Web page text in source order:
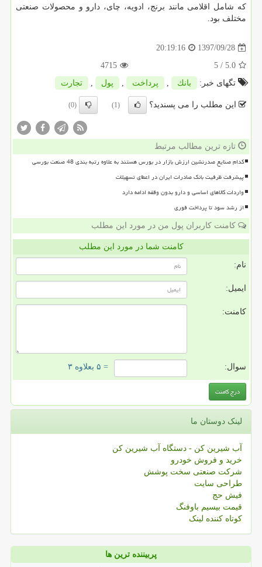
كه شامل اقلامی مانند برنج، ادویه، چای، دارو و محصولات صنعتی
مختلف بود.
1397/09/28
20:19:16
5.0
/ 5
4715
تگهای خبر:
بانك , پرداخت , پول , تجارت
این مطلب را می پسندید؟ (1)
(0)
تازه ترین مطالب مرتبط
کدام صنایع صدرنشین ارزش بازار در بورس هستند به علاوه رتبه بندی 48 صنعت بورسی
پیشرفت ظرفیت بانک صادرات ایران در اعطای تسهیلات
واردات کالاهای اساسی و دارو بدون وقفه ادامه دارد
از رشد سود تا پرداخت فوری
کامنت کاربران پول من در مورد این مطلب
کامنت شما در مورد این مطلب
نام:
ایمیل:
کامنت:
سوال: = ۵ بعلاوه ۳
لینک دوستان ما
آب شیرین کن - دستگاه آب شیرین کن
خرید و فروش خودرو
شرکت صنعتی سخت پوشش
طراحی سایت
فیش حج
قیمت بیسیم باوفنگ
کوتاه کننده لینک
پربیننده ترین ها